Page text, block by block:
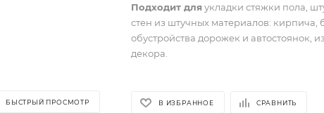
БЫСТРЫЙ ПРОСМОТР
Подходит для укладки стяжки пола,
стен из штучных материалов: кирпича,
обустройства дорожек и автостоянок,
декора.
В ИЗБРАННОЕ СРАВНИТЬ